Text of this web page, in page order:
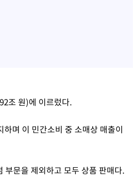
조 원)에 이르렀다.
며 이 민간소비 중 소매상 매출이
부문을 제외하고 모두 상품 판매다.